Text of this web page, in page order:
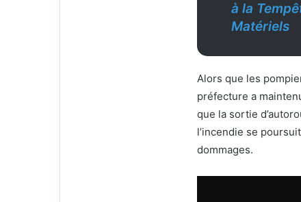
à la
Matériels
Alors que les
préfecture a
que la sortie
l’incendie se
dommages.